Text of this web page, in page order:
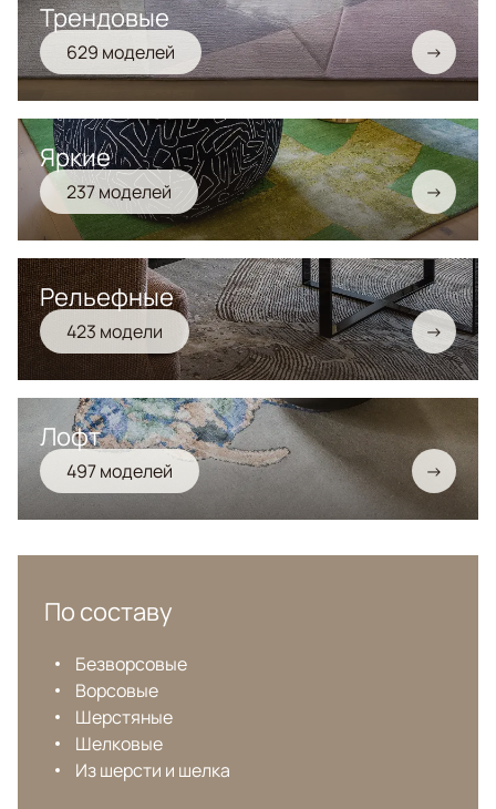
Трендовые
629 моделей →
Яркие
237 моделей →
Рельефные
423 модели →
Лофт
497 моделей →
По составу
Безворсовые
Ворсовые
Шерстяные
Шелковые
Из шерсти и шелка